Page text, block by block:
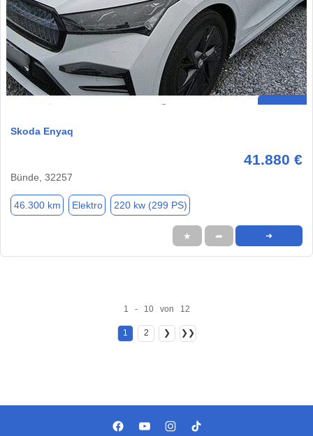
Skoda Enyaq
41.880 €
Bünde, 32257
46.300 km Elektro 220 kw (299 PS)
★ ➦ ➜
1 - 10 von 12
1 2 ❯ ❯❯